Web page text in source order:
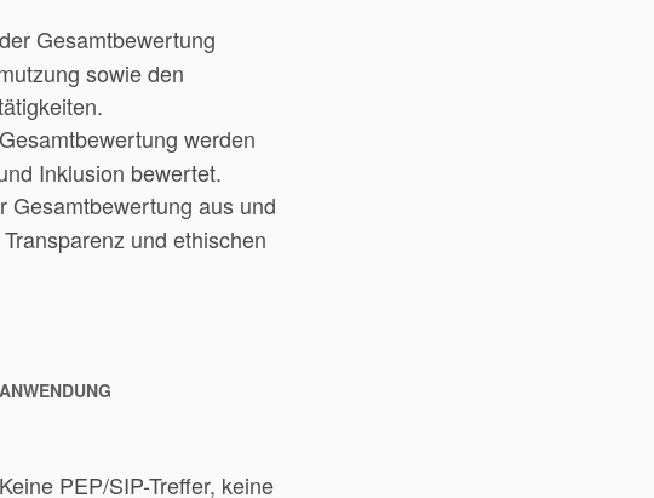
Gesamtbewertung
sowie den
werden
Inklusion bewertet.
Gesamtbewertung aus und
und ethischen
ANWENDUNG
Keine PEP/SIP-Treffer, keine